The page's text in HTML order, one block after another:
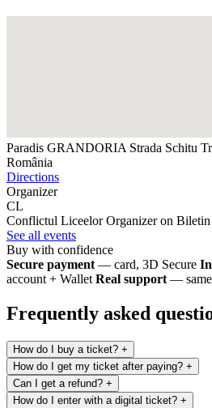
Paradis GRANDORIA Strada Schitu
România
Directions
Organizer
CL
Conflictul Liceelor Organizer on Biletin
See all events
Buy with confidence
Secure payment — card, 3D Secure
account + Wallet Real support —
Frequently asked
How do I buy a ticket? +
How do I get my ticket after paying? +
Can I get a refund? +
How do I enter with a digital ticket? +